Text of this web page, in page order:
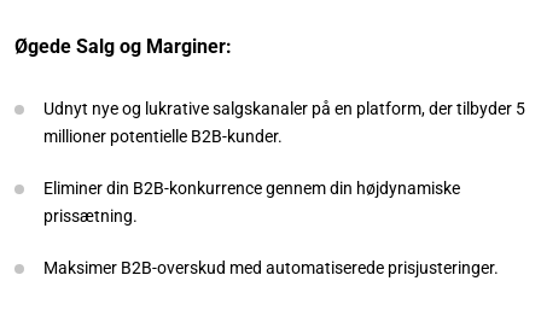
Øgede Salg og Marginer:
Udnyt nye og lukrative salgskanaler på en platform, der tilbyder 5
millioner potentielle B2B-kunder.
Eliminer din B2B-konkurrence gennem din højdynamiske
prissætning.
Maksimer B2B-overskud med automatiserede prisjusteringer.